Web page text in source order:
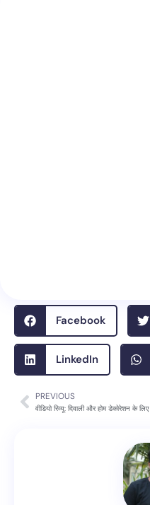
Facebook
LinkedIn
Prev
PREVIOUS